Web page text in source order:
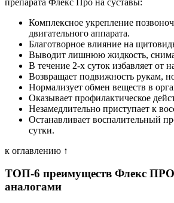
Комплексное укрепление
двигательного аппарата.
Благотворное влияние на
Выводит лишнюю жидкость,
В течение 2-х суток избавляет от
Возвращает подвижность рукам,
Нормализует обмен веществ в
Оказывает профилактическое
Незамедлительно приступает к
Останавливает воспалительный
сутки.
к оглавлению ↑
ТОП-6 преимуществ Флекс ПРО
аналогами